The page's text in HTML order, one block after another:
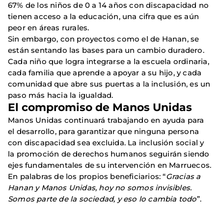
67% de los niños de 0 a 14 años con discapacidad no
tienen acceso a la educación, una cifra que es aún
peor en áreas rurales.
Sin embargo, con proyectos como el de Hanan, se
están sentando las bases para un cambio duradero.
Cada niño que logra integrarse a la escuela ordinaria,
cada familia que aprende a apoyar a su hijo, y cada
comunidad que abre sus puertas a la inclusión, es un
paso más hacia la igualdad.
El compromiso de Manos Unidas
Manos Unidas continuará trabajando en ayuda para
el desarrollo, para garantizar que ninguna persona
con discapacidad sea excluida. La inclusión social y
la promoción de derechos humanos seguirán siendo
ejes fundamentales de su intervención en Marruecos.
En palabras de los propios beneficiarios: “Gracias a
Hanan y Manos Unidas, hoy no somos invisibles.
Somos parte de la sociedad, y eso lo cambia todo”.